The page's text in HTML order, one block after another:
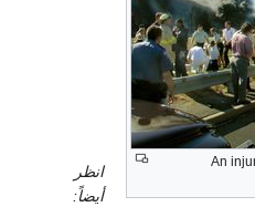
An
انظر
أيضاً: